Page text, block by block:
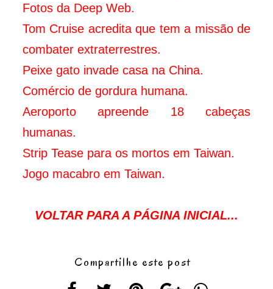
Fotos da Deep Web.
Tom Cruise acredita que tem a missão de
combater extraterrestres.
Peixe gato invade casa na China.
Comércio de gordura humana.
Aeroporto apreende 18 cabeças
humanas.
Strip Tease para os mortos em Taiwan.
Jogo macabro em Taiwan.
VOLTAR PARA A PÁGINA INICIAL...
Compartilhe este post